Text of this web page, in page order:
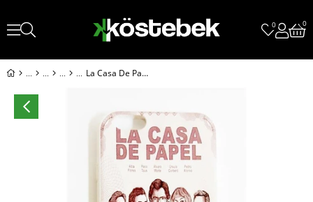
0 0
La Casa De Papel Afiş İphone Telefon Kılıfları